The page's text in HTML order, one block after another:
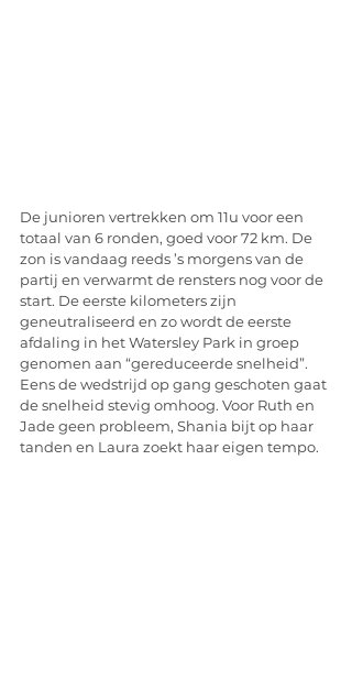
De junioren vertrekken om 11u voor een
totaal van 6 ronden, goed voor 72 km. De
zon is vandaag reeds ’s morgens van de
partij en verwarmt de rensters nog voor de
start. De eerste kilometers zijn
geneutraliseerd en zo wordt de eerste
afdaling in het Watersley Park in groep
genomen aan “gereduceerde snelheid”.
Eens de wedstrijd op gang geschoten gaat
de snelheid stevig omhoog. Voor Ruth en
Jade geen probleem, Shania bijt op haar
tanden en Laura zoekt haar eigen tempo.